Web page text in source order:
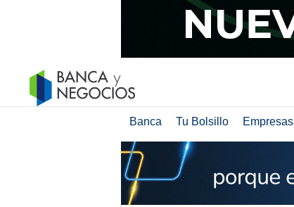
Banca Tu Bolsillo Empresas